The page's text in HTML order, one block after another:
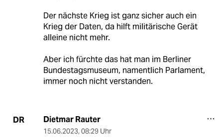
Der nächste Krieg ist ganz sicher auch ein
Krieg der Daten, da hilft militärische Gerät
alleine nicht mehr.
Aber ich fürchte das hat man im Berliner
Bundestagsmuseum, namentlich Parlament,
immer noch nicht verstanden.
DR Dietmar Rauter
15.06.2023, 08:29 Uhr